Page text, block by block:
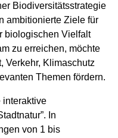
Biodiversitätsstrategie
ambitionierte Ziele für
biologischen Vielfalt
zu erreichen, möchte
Verkehr, Klimaschutz
Themen fördern.
interaktive
In
von 1 bis